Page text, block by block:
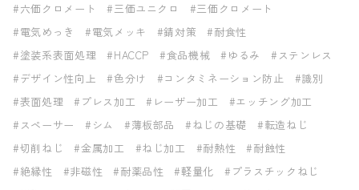
#六価クロメート
#三価ユニクロ
#三価クロメート
#電気めっき
#電気メッキ #錆対策
#耐食性
#塗装系表面処理
#HACCP #食品機械 #ゆるみ
#ステンレス
#デザイン性向上
#色分け #コンタミネーション防止
#識別
#表面処理
#プレス加工 #レーザー加工
#エッチング加工
#スペーサー
#シム #薄板部品 #ねじの基礎
#転造ねじ
#切削ねじ
#金属加工 #ねじ加工 #耐熱性
#耐蝕性
#絶縁性
#非磁性 #耐薬品性 #軽量化
#プラスチックねじ